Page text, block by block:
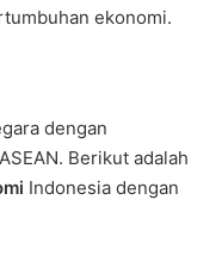
ekonomi.
dengan
Berikut adalah
Indonesia dengan